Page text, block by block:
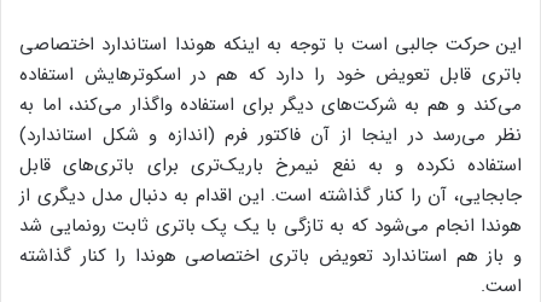
این حرکت جالبی است با توجه به اینکه هوندا استاندارد اختصاصی
باتری قابل تعویض خود را دارد که هم در اسکوترهایش استفاده
می‌کند و هم به شرکت‌های دیگر برای استفاده واگذار می‌کند، اما به
نظر می‌رسد در اینجا از آن فاکتور فرم (اندازه و شکل استاندارد)
استفاده نکرده و به نفع نیمرخ باریک‌تری برای باتری‌های قابل
جابجایی، آن را کنار گذاشته است. این اقدام به دنبال مدل دیگری از
هوندا انجام می‌شود که به تازگی با یک پک باتری ثابت رونمایی شد
و باز هم استاندارد تعویض باتری اختصاصی هوندا را کنار گذاشته
است.